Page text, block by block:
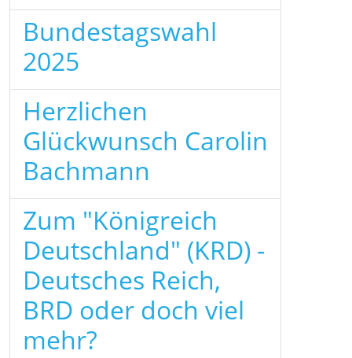
Bundestagswahl
2025
Herzlichen
Glückwunsch Carolin
Bachmann
Zum "Königreich
Deutschland" (KRD) -
Deutsches Reich,
BRD oder doch viel
mehr?